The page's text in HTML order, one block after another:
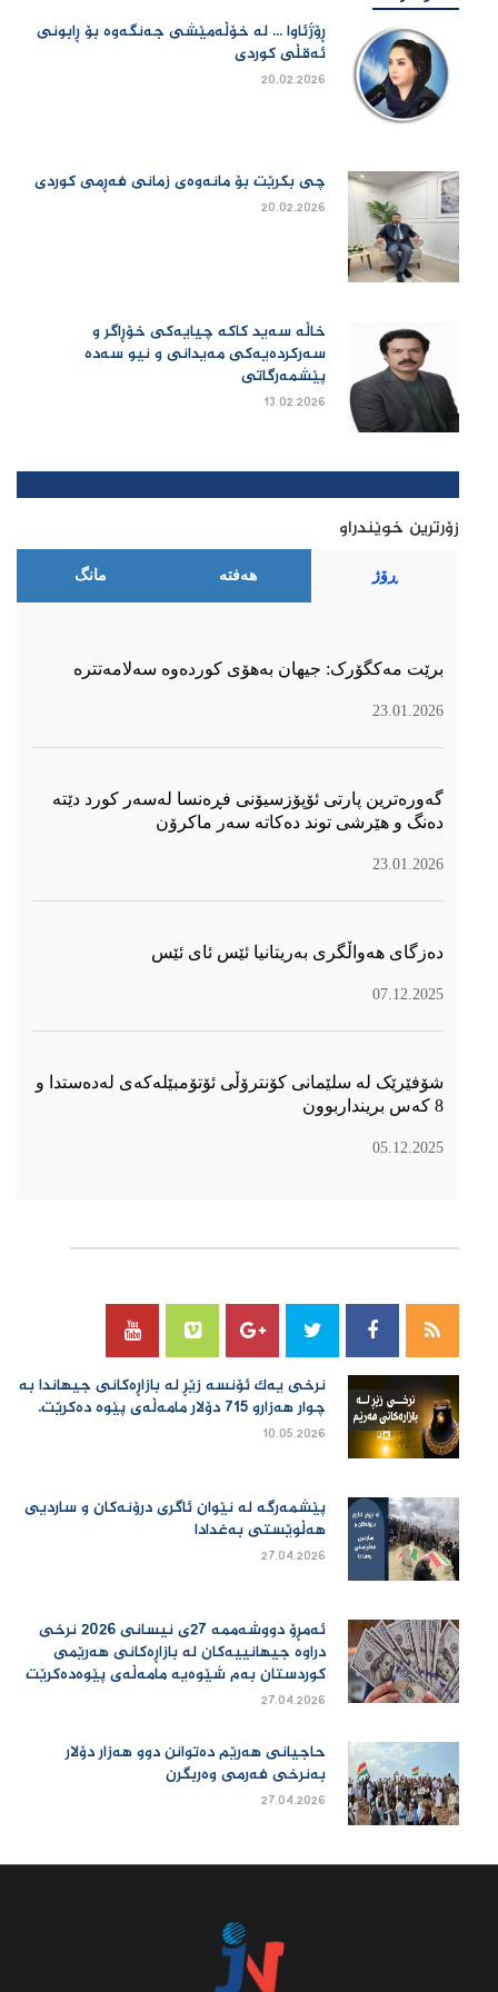
ڕۆژئاوا ... لە خۆڵەمێشی جەنگەوە بۆ ڕابونی
ئەقڵی کوردی
20.02.2026
چی بكرێت بۆ مانەوەی زمانی فەڕمی كوردی
20.02.2026
خاڵە سەید کاکە چیایەکی خۆڕاگر و
سەرکردەیەکی مەیدانی و نیو سەدە
پێشمەرگاتی
13.02.2026
زۆرترین خوێندراو
ڕۆژ هەفتە مانگ
برێت مەکگۆرک: جیهان بەهۆی کوردەوە سەلامەتترە
23.01.2026
گەورەترین پارتی ئۆپۆزسیۆنی فڕەنسا لەسەر كورد دێتە
دەنگ و هێرشی توند دەكاتە سەر ماكرۆن
23.01.2026
دەزگای هەواڵگری بەریتانیا ئێس ئای ئێس
07.12.2025
شۆفێرێک لە سلێمانی کۆنترۆڵی ئۆتۆمبێلەکەی لەدەستدا و
8 کەس برینداربوون
05.12.2025
نرخی یەك ئۆنسە زێڕ لە بازاڕەكانی جیهاندا بە
چوار هەزارو 715 دۆلار مامەڵەی پێوە دەكرێت.
10.05.2026
پێشمەرگە لە نێوان ئاگری درۆنەکان و ساردیی
هەڵوێستی بەغدادا
27.04.2026
ئەمڕۆ دووشەممە 27ی نیسانی 2026 نرخی
دراوە جیهانییەكان لە بازاڕەكانی هەرێمی
كوردستان بەم شێوەیە مامەڵەی پێوەدەكرێت
27.04.2026
حاجیانی هەرێم دەتوانن دوو هەزار دۆلار
بەنرخی فەرمی وەربگرن
27.04.2026